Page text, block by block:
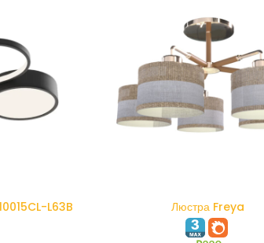
L63B В КОРЗИНУ
Люстра Freya